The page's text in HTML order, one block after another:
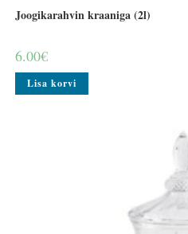
Joogikarahvin kraaniga (2l)
6.00€
Lisa korvi